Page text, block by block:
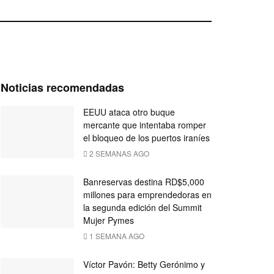
Noticias recomendadas
EEUU ataca otro buque
mercante que intentaba romper
el bloqueo de los puertos iraníes
2 SEMANAS AGO
Banreservas destina RD$5,000
millones para emprendedoras en
la segunda edición del Summit
Mujer Pymes
1 SEMANA AGO
Víctor Pavón: Betty Gerónimo y